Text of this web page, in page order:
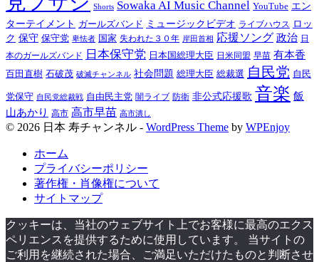
Shorts Sowaka AI Music Channel YouTube エン
ターテイメント ガールズバンド ミュージックビデオ ライブハウス ロッ
ク 保守 保守党 卑怯者 国家 失われた３０年 岸田首相 応援ソング 政治 日
本のガールズバンド
日本保守党 日本国総理大臣 日米同盟 早苗 有本香
百田直樹 石破茂 破滅チャンネル 社会問題 総理大臣 総裁選 自民党 自民
党保守 自民党総裁戦 自由民主党 闇ライブ 防衛 非公式応援歌 音楽 飯
山あかり 高市 高市早苗 高市潰し
© 2026 日本 寿チャンネル - WordPress Theme by WPEnjoy
ホーム
プライバシーポリシー
著作権・肖像権について
サイトマップ
クッキーは、当社のウェブサイト上でお客様に最高のエクス
ペリエンスを提供するために使用しています。 当サイトの
ご利用を継続された場合、ご満足いただけたものと判断させ